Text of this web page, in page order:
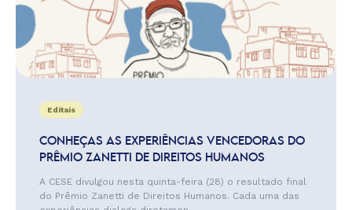
Editais
CONHEÇAS AS EXPERIÊNCIAS VENCEDORAS DO
PRÊMIO ZANETTI DE DIREITOS HUMANOS
A CESE divulgou nesta quinta-feira (28) o resultado final
do Prêmio Zanetti de Direitos Humanos. Cada uma das